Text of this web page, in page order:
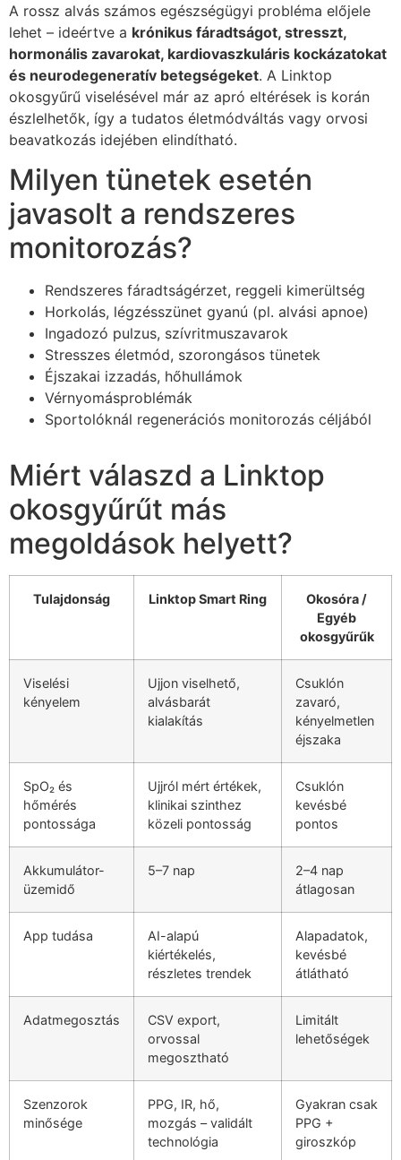
A rossz alvás számos egészségügyi probléma előjele
lehet – ideértve a krónikus fáradtságot, stresszt,
hormonális zavarokat, kardiovaszkuláris kockázatokat
és neurodegeneratív betegségeket. A Linktop
okosgyűrű viselésével már az apró eltérések is korán
észlelhetők, így a tudatos életmódváltás vagy orvosi
beavatkozás idejében elindítható.
Milyen tünetek esetén
javasolt a rendszeres
monitorozás?
Rendszeres fáradtságérzet, reggeli kimerültség
Horkolás, légzésszünet gyanú (pl. alvási apnoe)
Ingadozó pulzus, szívritmuszavarok
Stresszes életmód, szorongásos tünetek
Éjszakai izzadás, hőhullámok
Vérnyomásproblémák
Sportolóknál regenerációs monitorozás céljából
Miért válaszd a Linktop
okosgyűrűt más
megoldások helyett?
Tulajdonság Linktop Smart Ring
Okosóra /
Egyéb
okosgyűrűk
Viselési
kényelem
Ujjon viselhető,
alvásbarát
kialakítás
Csuklón
zavaró,
kényelmetlen
éjszaka
SpO₂ és
hőmérés
pontossága
Ujjról mért értékek,
klinikai szinthez
közeli pontosság
Csuklón
kevésbé
pontos
Akkumulátor-
üzemidő
5–7 nap
2–4 nap
átlagosan
App tudása
AI-alapú
kiértékelés,
részletes trendek
Alapadatok,
kevésbé
átlátható
Adatmegosztás
CSV export,
orvossal
megosztható
Limitált
lehetőségek
Szenzorok
minősége
PPG, IR, hő,
mozgás – validált
technológia
Gyakran csak
PPG +
giroszkóp